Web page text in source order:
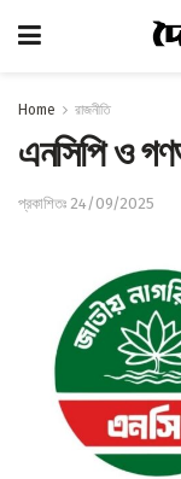
Home রাজনীতি
এনসিপি ও
প্রকাশিতঃ 24/09/2025